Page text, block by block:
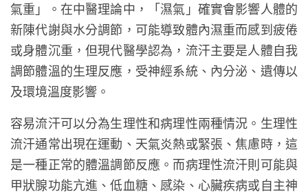
氣重」。在中醫理論中，「濕氣」確實會影響人體的
新陳代謝與水分調節，可能導致體內濕重而感到疲倦
或身體沉重，但現代醫學認為，流汗主要是人體自我
調節體溫的生理反應，受神經系統、內分泌、遺傳以
及環境溫度影響。
容易流汗可以分為生理性和病理性兩種情況。生理性
流汗通常出現在運動、天氣炎熱或緊張、焦慮時，這
是一種正常的體溫調節反應。而病理性流汗則可能與
甲狀腺功能亢進、低血糖、感染、心臟疾病或自主神